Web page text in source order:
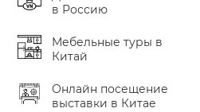
в Россию
Мебельные туры в
Китай
Онлайн посещение
выставки в Китае